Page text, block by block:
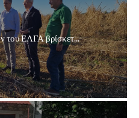
του ΕΛΓΑ βρίσκετ...